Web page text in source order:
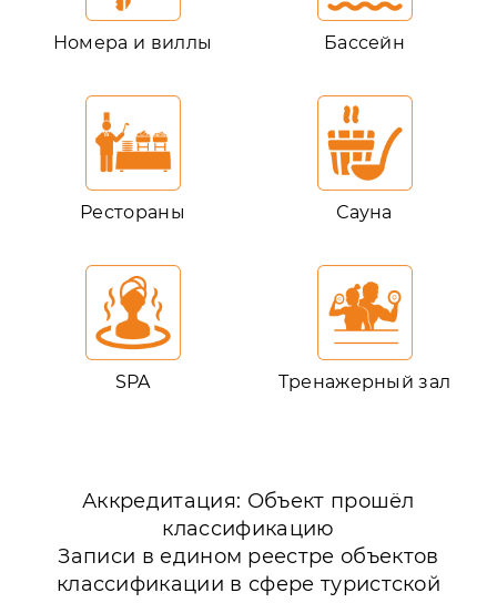
Номера и виллы Бассейн
Рестораны Сауна
SPA Тренажерный зал
Аккредитация: Объект прошёл
классификацию
Записи в едином реестре объектов
классификации в сфере туристской